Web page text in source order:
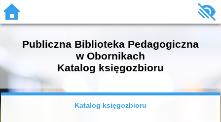
Publiczna Biblioteka Pedagogiczna
w Obornikach
Katalog księgozbioru
Katalog księgozbioru